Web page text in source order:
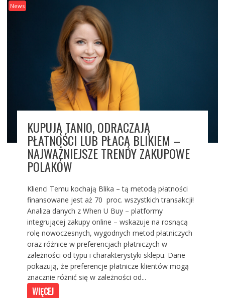
News
KUPUJĄ TANIO, ODRACZAJĄ
PŁATNOŚCI LUB PŁACĄ BLIKIEM –
NAJWAŻNIEJSZE TRENDY ZAKUPOWE
POLAKÓW
Klienci Temu kochają Blika – tą metodą płatności
finansowane jest aż 70 proc. wszystkich transakcji!
Analiza danych z When U Buy – platformy
integrującej zakupy online – wskazuje na rosnącą
rolę nowoczesnych, wygodnych metod płatniczych
oraz różnice w preferencjach płatniczych w
zależności od typu i charakterystyki sklepu. Dane
pokazują, że preferencje płatnicze klientów mogą
znacznie różnić się w zależności od...
WIĘCEJ